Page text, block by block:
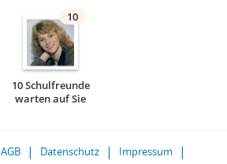
10
10 Schulfreunde
warten auf Sie
AGB Datenschutz
Impressum